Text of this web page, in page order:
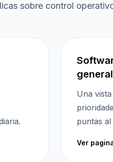
sobre control
Una
puntas al
Ver